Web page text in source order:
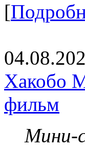
[
Хакобо
фильм
Мини-